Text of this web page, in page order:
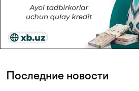
Последние новости